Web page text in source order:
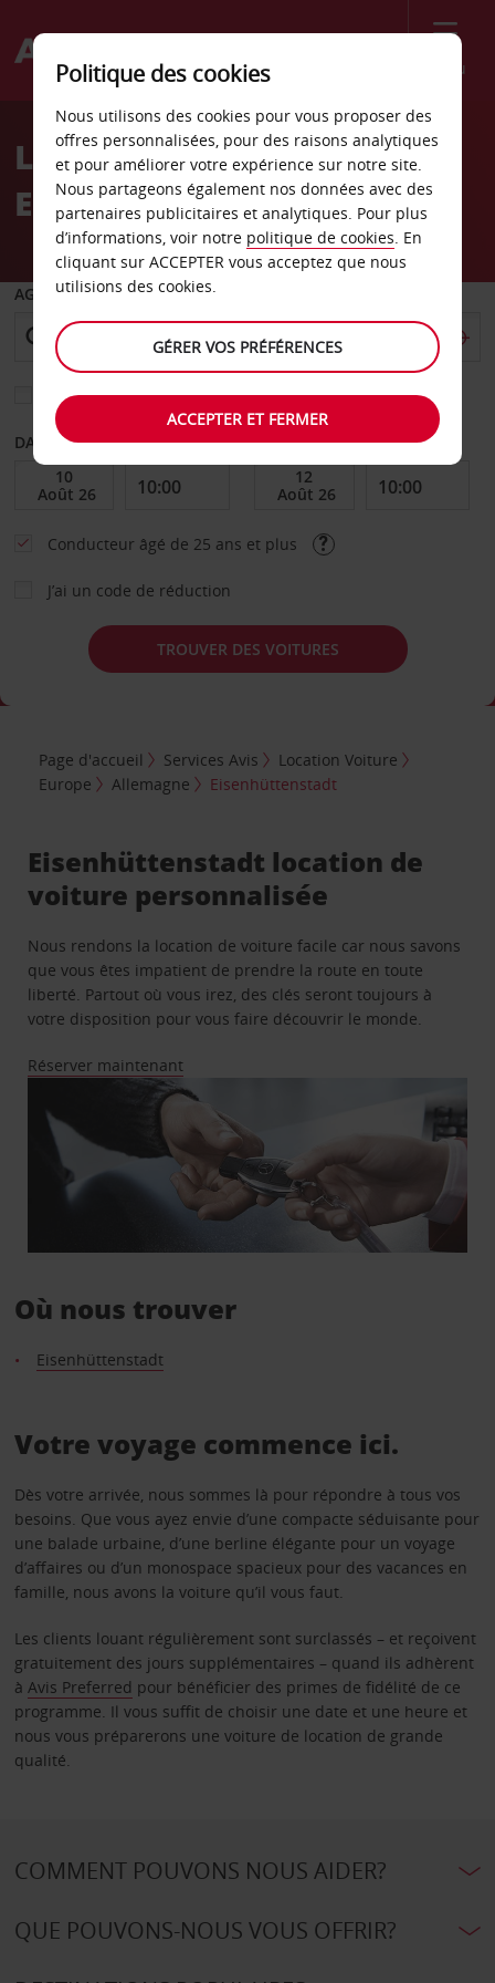
Menu
Welcome
AvisLocation de voiture
Eisenhüttenstadt
AGENCE DE DÉPART
Sélectionnez une autre agence de retour
DATE DE DÉBUT DATE DE FIN
Conducteur âgé de 25 ans et plus
J’ai un code de réduction
TROUVER DES VOITURES
Page d'accueil Services Avis
Location Voiture
Europe
Allemagne Eisenhüttenstadt
Eisenhüttenstadt location de
voiture personnalisée
Nous rendons la location de voiture facile car nous savons
que vous êtes impatient de prendre la route en toute
liberté. Partout où vous irez, des clés seront toujours à
votre disposition pour vous faire découvrir le monde.
Réserver maintenant
Où nous trouver
Eisenhüttenstadt
Votre voyage commence ici.
Dès votre arrivée, nous sommes là pour répondre à tous vos
besoins. Que vous ayez envie d’une compacte séduisante pour
une balade urbaine, d’une berline élégante pour un voyage
d’affaires ou d’un monospace spacieux pour des vacances en
famille, nous avons la voiture qu’il vous faut.
Les clients louant régulièrement sont surclassés – et reçoivent
gratuitement des jours supplémentaires – quand ils adhèrent
à Avis Preferred pour bénéficier des primes de fidélité de ce
programme. Il vous suffit de choisir une date et une heure et
nous vous préparerons une voiture de location de grande
qualité.
COMMENT POUVONS NOUS AIDER?
QUE POUVONS-NOUS VOUS OFFRIR?
Politique des cookies
Nous utilisons des cookies pour vous proposer des
offres personnalisées, pour des raisons analytiques
et pour améliorer votre expérience sur notre site.
Nous partageons également nos données avec des
partenaires publicitaires et analytiques. Pour plus
d’informations, voir notre politique de cookies. En
cliquant sur ACCEPTER vous acceptez que nous
utilisions des cookies.
GÉRER VOS PRÉFÉRENCES
ACCEPTER ET FERMER